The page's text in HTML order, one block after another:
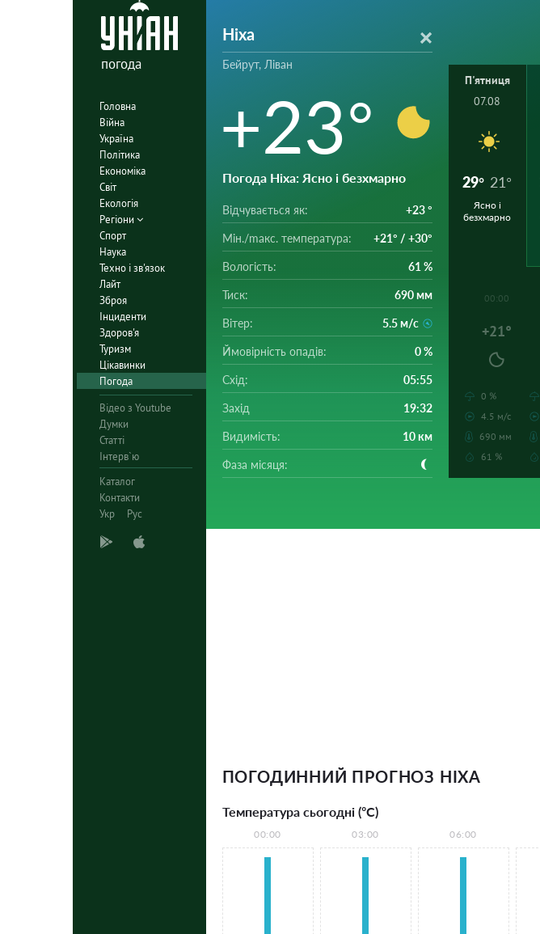
погода
Головна
Війна
Україна
Політика
Економіка
Світ
Екологія
Регіони
Спорт
Наука
Техно і зв'язок
Лайт
Зброя
Інциденти
Здоров'я
Туризм
Цікавинки
Погода
Відео з Youtube
Думки
Статті
Інтерв`ю
Каталог
Контакти
Укр
Рус
Ніха
Бейрут, Ліван
+23°
Погода Ніха: Ясно і безхмарно
Відчувається як: +23 °
Мін./mакс. температура: +21° / +30°
Вологість: 61 %
Тиск: 690 мм
Вітер: 5.5 м/с
Ймовірність опадів: 0 %
Схід: 05:55
Захід 19:32
Видимість: 10 км
Фаза місяця:
П'ятниця
07.08
29° 21°
Ясно і
безхмарно
00:00
+21°
0 %
4.5 м/с
690 мм
61 %
ПОГОДИННИЙ ПРОГНОЗ НІХА
Температура сьогодні (°С)
00:00 03:00 06:00